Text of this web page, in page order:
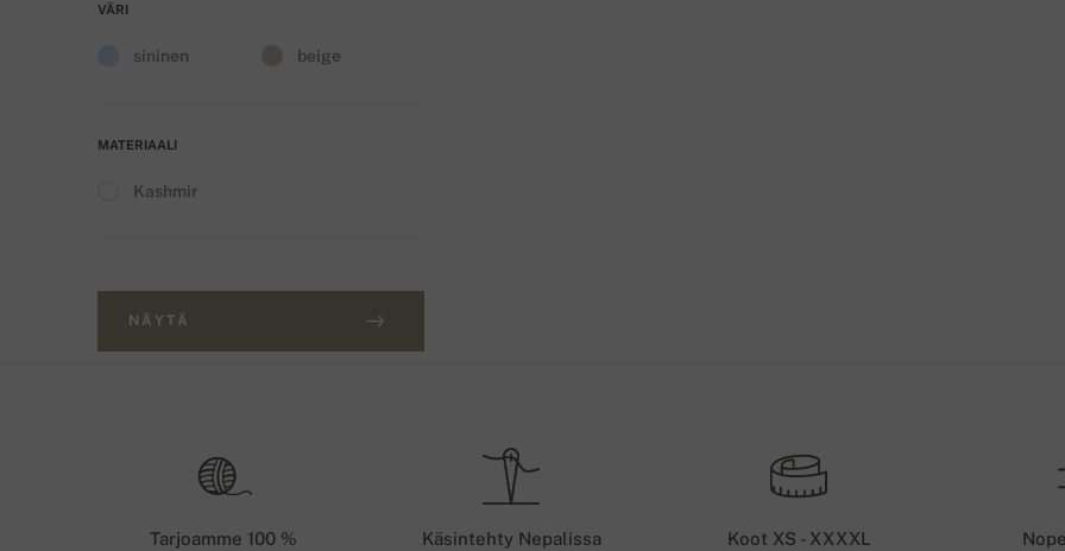
VÄRI
sininen beige
MATERIAALI
Kashmir
NÄYTÄ
Tarjoamme 100 %
Käsintehty Nepalissa Koot XS - XXXXL